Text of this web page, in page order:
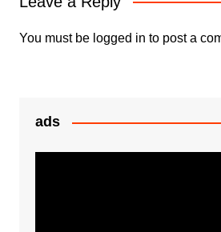
o
k
p
er
You must be logged in to post a
ads